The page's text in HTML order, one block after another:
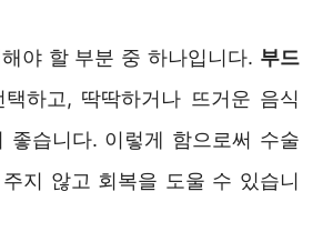
야 할 부분 중 하나입니다. 부드
택하고, 딱딱하거나 뜨거운 음식
좋습니다. 이렇게 함으로써 수술
지 않고 회복을 도울 수 있습니